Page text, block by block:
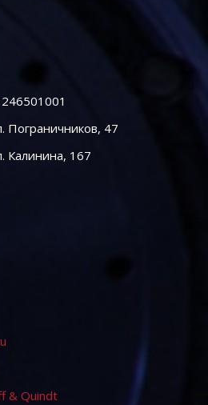
Пограничников, 47
Калинина, 167
& Quindt